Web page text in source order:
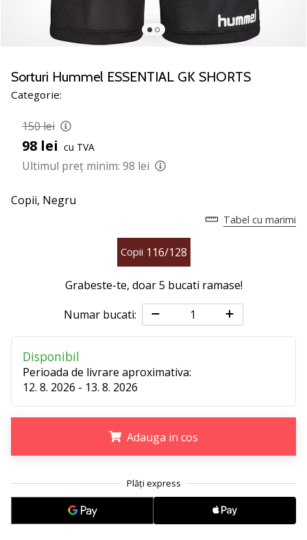
baschet
un
fan
al
ca
și
noi?
nouă
toate
articolele
Sorturi Hummel ESSENTIAL GK SHORTS
Categorie:
150 lei
98 lei cu TVA
Ultimul preț minim: 98 lei
Copii, Negru
Tabel cu marimi
Copii 116/128
Grabeste-te, doar5 bucati ramase!
Numar bucati:
Disponibil
Perioada de livrare aproximativa:
12. 8. 2026 - 13. 8. 2026
Adauga in cos